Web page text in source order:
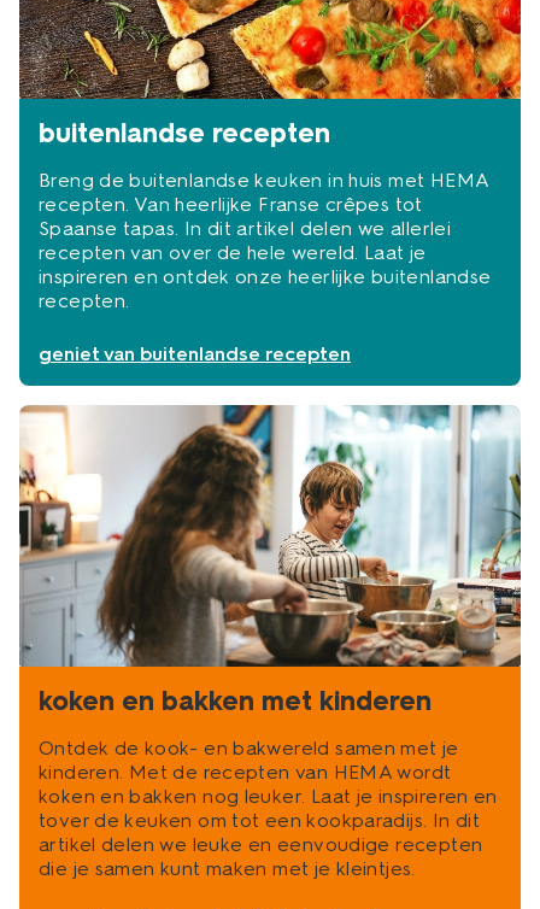
buitenlandse recepten
Breng de buitenlandse keuken in huis met HEMA
recepten. Van heerlijke Franse crêpes tot
Spaanse tapas. In dit artikel delen we allerlei
recepten van over de hele wereld. Laat je
inspireren en ontdek onze heerlijke buitenlandse
recepten.
geniet van buitenlandse recepten
koken en bakken met kinderen
Ontdek de kook- en bakwereld samen met je
kinderen. Met de recepten van HEMA wordt
koken en bakken nog leuker. Laat je inspireren en
tover de keuken om tot een kookparadijs. In dit
artikel delen we leuke en eenvoudige recepten
die je samen kunt maken met je kleintjes.